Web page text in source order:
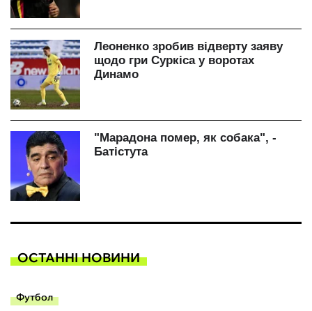
ОСТАННІ НОВИНИ
Футбол